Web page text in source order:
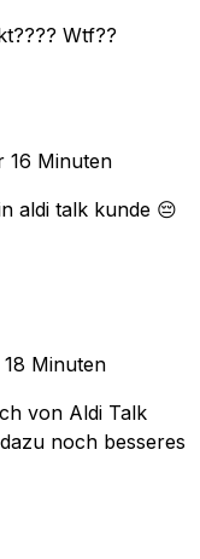
Wtf??
16 Minuten
aldi talk kunde 😔
Minuten
von Aldi Talk
noch besseres